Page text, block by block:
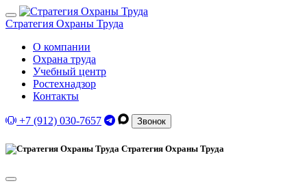
Стратегия Охраны Труда
О компании
Охрана труда
Учебный центр
Ростехнадзор
Контакты
+7 (912) 030-7657 Звонок
Стратегия Охраны Труда